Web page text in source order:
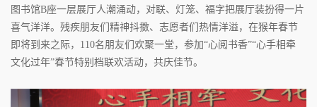
图书馆B座一层展厅人潮涌动，对联、灯笼、福字把展厅装扮得一片
喜气洋洋。残疾朋友们精神抖擞、志愿者们热情洋溢，在猴年春节
即将到来之际，110名朋友们欢聚一堂，参加“心阅书香”“心手相牵
文化过年”春节特别档联欢活动，共庆佳节。